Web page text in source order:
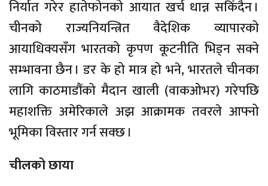
निर्यात गरेर हातेफोनको आयात खर्च धान्न सकिँदैन ।
चीनको राज्यनियन्त्रित वैदेशिक व्यापारको
आयाधिक्यसँग भारतको कृपण कूटनीति भिड्न सक्ने
सम्भावना छैन । डर के हो मात्र हो भने, भारतले चीनका
लागि काठमाडौंको मैदान खाली (वाकओभर) गरेपछि
महाशक्ति अमेरिकाले अझ आक्रामक तवरले आफ्नो
भूमिका विस्तार गर्न सक्छ ।
चीलको छाया